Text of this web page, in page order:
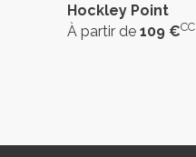
Hockley Point
À partir de 109 €CC